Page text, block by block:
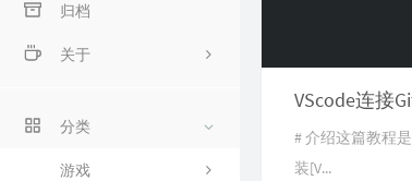
归档
关于
分类
游戏
VScode连接
# 介绍这篇教程
装[V...